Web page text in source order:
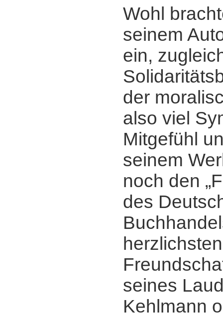
Wohl
seinem
ein,
der
also viel
Mitgefühl
seinem
noch den
des
herzlichsten
seines
Kehlmann